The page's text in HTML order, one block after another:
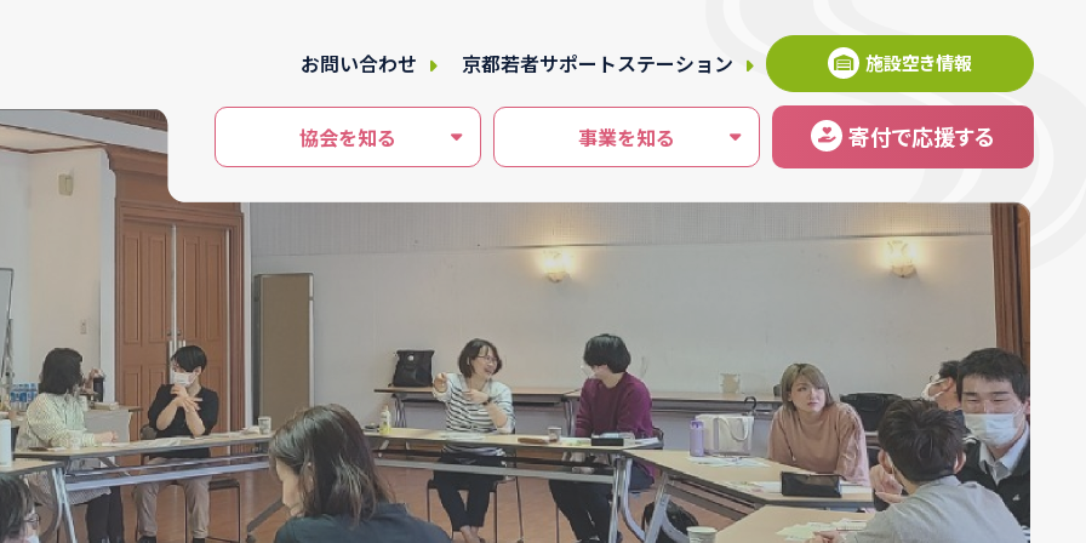
お問い合わせ 京都若者サポートステーション 施設空き情報
協会を知る 事業を知る 寄付で応援する